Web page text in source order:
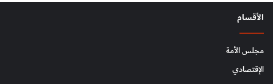
الأقسام
مجلس الأمة
الإقتصادي